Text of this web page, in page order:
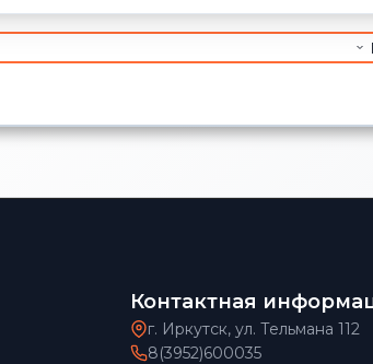
Контактная
г. Иркутск, ул. Тельмана 112
8(3952)600035